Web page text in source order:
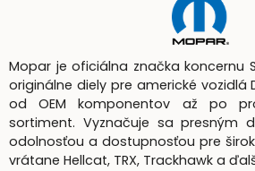
Mopar je oficiálna značka koncernu
originálne diely pre americké vozidlá
od OEM komponentov až po
sortiment. Vyznačuje sa presným
odolnosťou a dostupnosťou pre
vrátane Hellcat, TRX, Trackhawk a